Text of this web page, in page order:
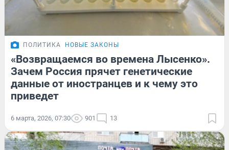
ПОЛИТИКА НОВЫЕ ЗАКОНЫ
«Возвращаемся во времена Лысенко».
Зачем Россия прячет генетические
данные от иностранцев и к чему это
приведет
6 марта, 2026, 07:30 901 13